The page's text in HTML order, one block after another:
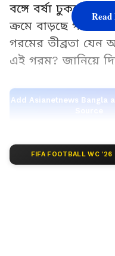
বঙ্গে বর্ষা ঢুকলেও
ক্রমে বাড়ছে গরমের
গরমের তীব্রতা
এই গরম? জানিয়ে
Add Asianetnews Bangla
2
FIFA FOOTBALL WC '26